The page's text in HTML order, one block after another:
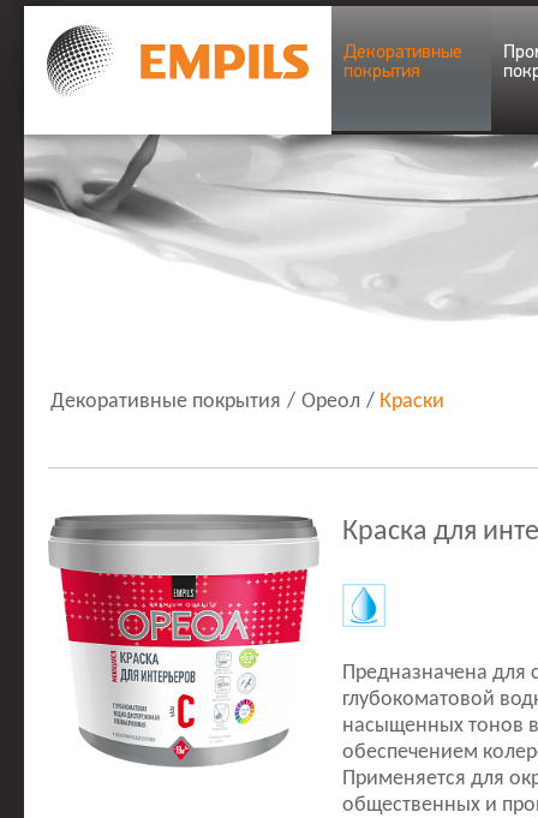
Декоративные
покрытия
Декоративные покрытия / Ореол / Краски
Краска для
Предназначена для
глубокоматовой
насыщенных тонов
обеспечением
Применяется для
общественных и